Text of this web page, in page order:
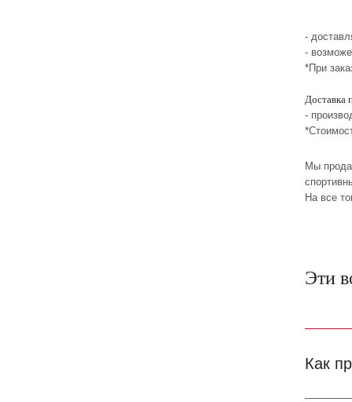
-
-
*При
Доставка
-
Мы
На все
Эти
Как